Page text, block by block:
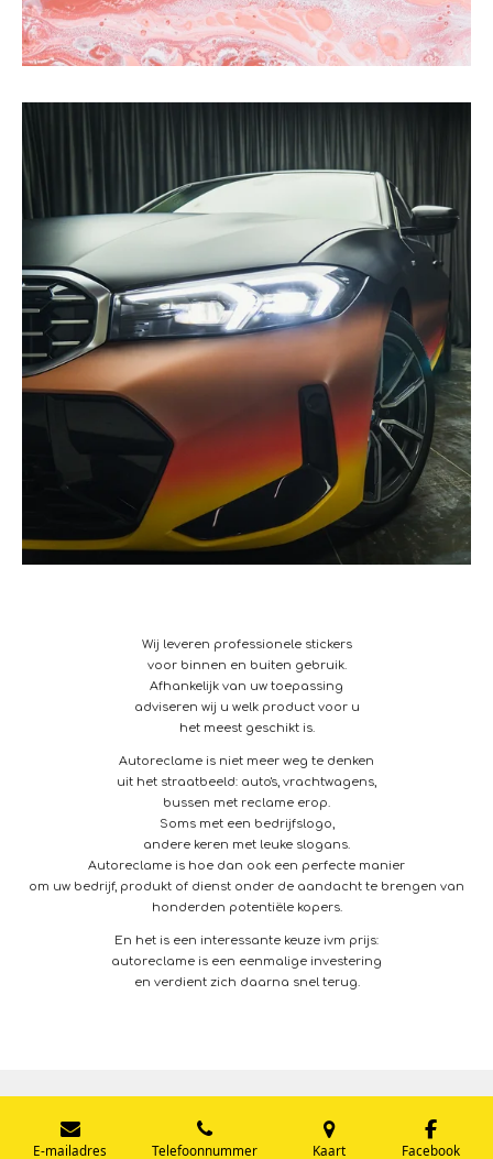
Wij leveren professionele stickers
voor binnen en buiten gebruik.
Afhankelijk van uw toepassing
adviseren wij u welk product voor u
het meest geschikt is.
Autoreclame is niet meer weg te denken
uit het straatbeeld: auto's, vrachtwagens,
bussen met reclame erop.
Soms met een bedrijfslogo,
andere keren met leuke slogans.
Autoreclame is hoe dan ook een perfecte manier
om uw bedrijf, produkt of dienst onder de aandacht te brengen van
honderden potentiële kopers.
En het is een interessante keuze ivm prijs:
autoreclame is een eenmalige investering
en verdient zich daarna snel terug.
© 2020 - 2026 Artwolfstudio
E-mailadres Telefoonnummer Kaart Facebook